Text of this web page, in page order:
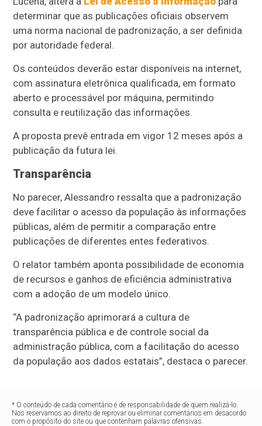
determinar que as publicações oficiais observem
uma norma nacional de padronização, a ser definida
por autoridade federal.
Os conteúdos deverão estar disponíveis na internet,
com assinatura eletrônica qualificada, em formato
aberto e processável por máquina, permitindo
consulta e reutilização das informações.
A proposta prevê entrada em vigor 12 meses após a
publicação da futura lei.
Transparência
No parecer, Alessandro ressalta que a padronização
deve facilitar o acesso da população às informações
públicas, além de permitir a comparação entre
publicações de diferentes entes federativos.
O relator também aponta possibilidade de economia
de recursos e ganhos de eficiência administrativa
com a adoção de um modelo único.
“A padronização aprimorará a cultura de
transparência pública e de controle social da
administração pública, com a facilitação do acesso
da população aos dados estatais”, destaca o parecer.
* O conteúdo de cada comentário é de responsabilidade de quem realizá-lo.
Nos reservamos ao direito de reprovar ou eliminar comentários em desacordo
com o propósito do site ou que contenham palavras ofensivas.